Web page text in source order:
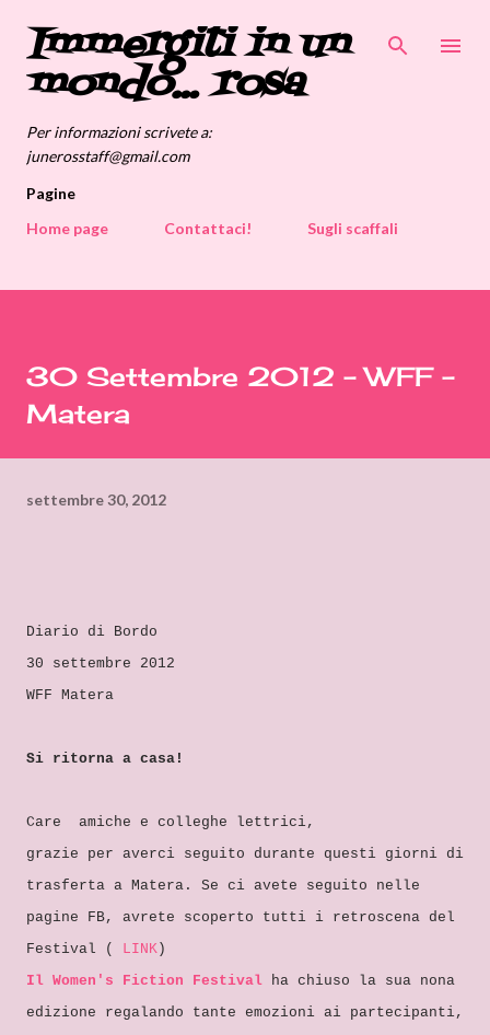
Passa ai contenuti principali
Immergiti in un
mondo... rosa
Per informazioni scrivete a:
junerosstaff@gmail.com
Pagine
Home page
Contattaci! Sugli scaffali
30 Settembre 2012 - WFF -
Matera
settembre 30, 2012
Diario di Bordo
30 settembre 2012
WFF Matera
Si ritorna a casa!
Care amiche e colleghe lettrici,
grazie per averci seguito durante questi giorni di
trasferta a Matera. Se ci avete seguito nelle
pagine FB, avrete scoperto tutti i retroscena del
Festival ( LINK )
Il Women's Fiction Festival ha chiuso la sua nona
edizione regalando tante emozioni ai partecipanti,